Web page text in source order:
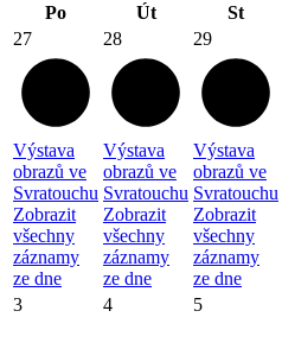
Po Út St
27
Výstava
obrazů ve
Svratouchu
Zobrazit
všechny
záznamy
ze dne
28
Výstava
obrazů ve
Svratouchu
Zobrazit
všechny
záznamy
ze dne
29
Výstava
obrazů ve
Svratouchu
Zobrazit
všechny
záznamy
ze dne
3 4 5